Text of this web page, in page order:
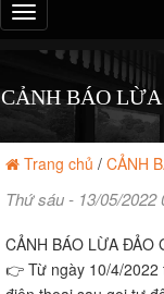
Đây
là
menu
CẢNH BÁO
Trang chủ / CẢNH
Thứ sáu - 13/05/2022
CẢNH BÁO LỪA ĐẢO
👉 Từ ngày 10/4/2022